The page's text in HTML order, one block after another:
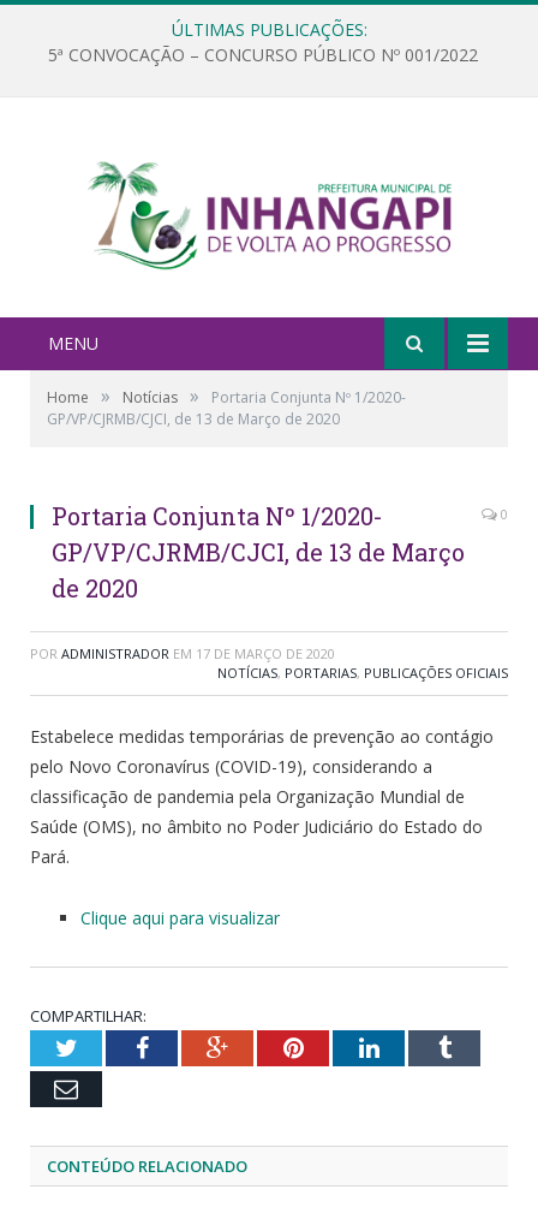
ÚLTIMAS PUBLICAÇÕES:
5ª CONVOCAÇÃO – CONCURSO PÚBLICO Nº 001/2022
MENU
Home » Notícias »
Portaria Conjunta Nº 1/2020-
GP/VP/CJRMB/CJCI, de 13 de Março de 2020
Portaria Conjunta Nº 1/2020-
GP/VP/CJRMB/CJCI, de 13 de Março
de 2020
0
POR ADMINISTRADOR EM 17 DE MARÇO DE 2020
NOTÍCIAS, PORTARIAS, PUBLICAÇÕES OFICIAIS
Estabelece medidas temporárias de prevenção ao contágio
pelo Novo Coronavírus (COVID-19), considerando a
classificação de pandemia pela Organização Mundial de
Saúde (OMS), no âmbito no Poder Judiciário do Estado do
Pará.
Clique aqui para visualizar
COMPARTILHAR:
TwitterFacebookGoogle+PinterestLinkedInTumblr
Email
CONTEÚDO RELACIONADO